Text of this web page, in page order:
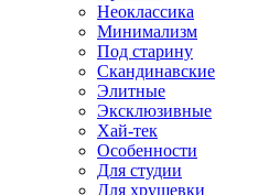
Неоклассика
Минимализм
Под старину
Скандинавские
Элитные
Эксклюзивные
Хай-тек
Особенности
Для студии
Для хрущевки